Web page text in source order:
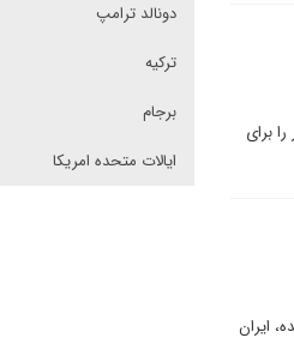
برای
ایران
دونالد ترامپ
ترکیه
برجام
ایالات متحده امریکا